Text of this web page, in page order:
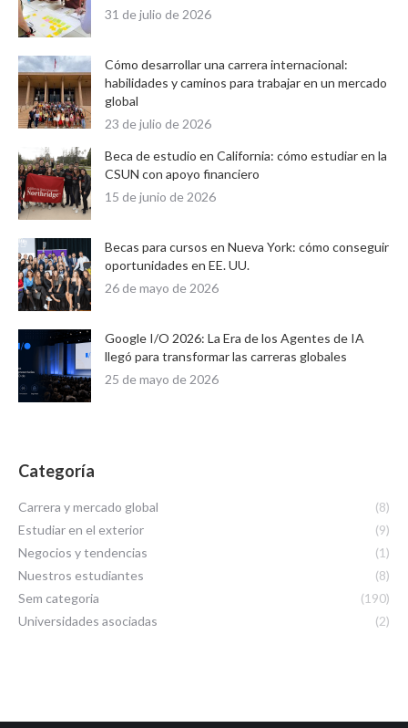
31 de julio de 2026
Cómo desarrollar una carrera internacional:
habilidades y caminos para trabajar en un mercado
global
23 de julio de 2026
Beca de estudio en California: cómo estudiar en la
CSUN con apoyo financiero
15 de junio de 2026
Becas para cursos en Nueva York: cómo conseguir
oportunidades en EE. UU.
26 de mayo de 2026
Google I/O 2026: La Era de los Agentes de IA
llegó para transformar las carreras globales
25 de mayo de 2026
Categoría
Carrera y mercado global
(8)
Estudiar en el exterior
(9)
Negocios y tendencias
(1)
Nuestros estudiantes
(8)
Sem categoria
(190)
Universidades asociadas
(2)